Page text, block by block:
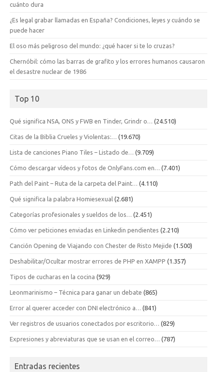
cuánto dura
¿Es legal grabar llamadas en España? Condiciones, leyes y cuándo se
puede hacer
El oso más peligroso del mundo: ¿qué hacer si te lo cruzas?
Chernóbil: cómo las barras de grafito y los errores humanos causaron
el desastre nuclear de 1986
Top 10
Qué significa NSA, ONS y FWB en Tinder, Grindr o… (24.510)
Citas de la Biblia Crueles y Violentas:… (19.670)
Lista de canciones Piano Tiles – Listado de… (9.709)
Cómo descargar vídeos y fotos de OnlyFans.com en… (7.401)
Path del Paint – Ruta de la carpeta del Paint… (4.110)
Qué significa la palabra Homiesexual (2.681)
Categorías profesionales y sueldos de los… (2.451)
Cómo ver peticiones enviadas en Linkedin pendientes (2.210)
Canción Opening de Viajando con Chester de Risto Mejide (1.500)
Deshabilitar/Ocultar mostrar errores de PHP en XAMPP (1.357)
Tipos de cucharas en la cocina (929)
Leonmarinismo – Técnica para ganar un debate (865)
Error al querer acceder con DNI electrónico a… (841)
Ver registros de usuarios conectados por escritorio… (829)
Expresiones y abreviaturas que se usan en el correo… (787)
Entradas recientes